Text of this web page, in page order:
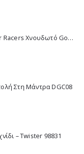
Mickey And The Roadster Racers Χνουδωτό Goofy 25 εκ 1607-01691
Στη Μάντρα DGC08
– Twister 98831